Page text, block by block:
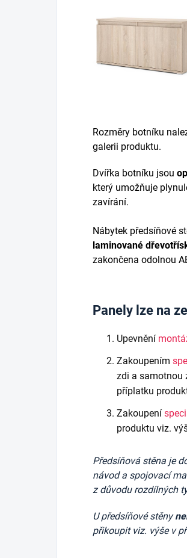
Rozměry botníku
galerii produktu.
Dvířka botníku jsou
který umožňuje
zavírání.
Nábytek předsíňové
laminované
zakončena odolnou
Panely lze na
Upevnění
Zakoupením
zdi a samotnou
příplatku
Zakoupení
produktu viz.
Předsíňová stěna je
návod a spojovací
z důvodu rozdílných
U předsíňové stěny
přikoupit viz. výše v